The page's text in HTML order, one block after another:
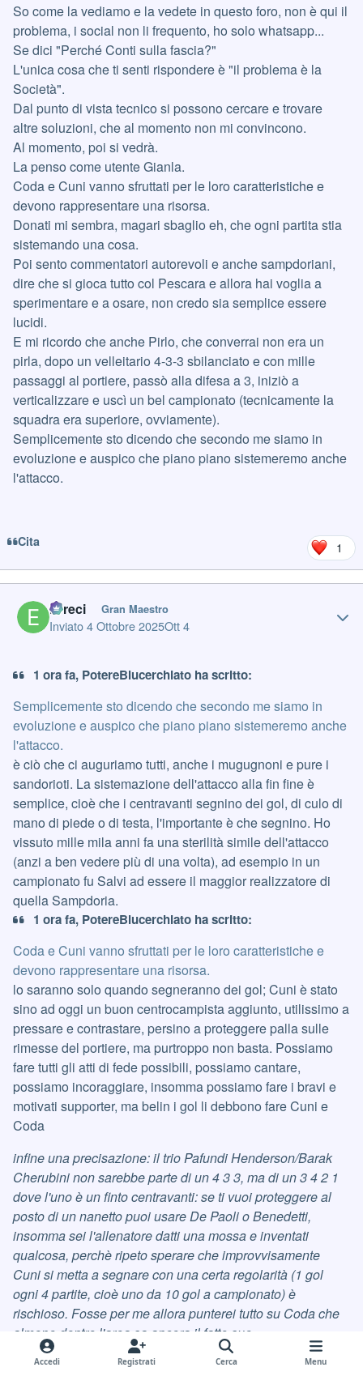
So come la vediamo e la vedete in questo foro, non è qui il
problema, i social non li frequento, ho solo whatsapp...
Se dici "Perché Conti sulla fascia?"
L'unica cosa che ti senti rispondere è "il problema è la
Società".
Dal punto di vista tecnico si possono cercare e trovare
altre soluzioni, che al momento non mi convincono.
Al momento, poi si vedrà.
La penso come utente Gianla.
Coda e Cuni vanno sfruttati per le loro caratteristiche e
devono rappresentare una risorsa.
Donati mi sembra, magari sbaglio eh, che ogni partita stia
sistemando una cosa.
Poi sento commentatori autorevoli e anche sampdoriani,
dire che si gioca tutto col Pescara e allora hai voglia a
sperimentare e a osare, non credo sia semplice essere
lucidi.
E mi ricordo che anche Pirlo, che converrai non era un
pirla, dopo un velleitario 4-3-3 sbilanciato e con mille
passaggi al portiere, passò alla difesa a 3, iniziò a
verticalizzare e uscì un bel campionato (tecnicamente la
squadra era superiore, ovviamente).
Semplicemente sto dicendo che secondo me siamo in
evoluzione e auspico che piano piano sistemeremo anche
l'attacco.
Cita 1
Erreci Gran Maestro
Inviato4 Ottobre 2025Ott 4
1 ora fa, PotereBlucerchiato ha scritto:
Semplicemente sto dicendo che secondo me siamo in
evoluzione e auspico che piano piano sistemeremo anche
l'attacco.
è ciò che ci auguriamo tutti, anche i mugugnoni e pure i
sandorioti. La sistemazione dell'attacco alla fin fine è
semplice, cioè che i centravanti segnino dei gol, di culo di
mano di piede o di testa, l'importante è che segnino. Ho
vissuto mille mila anni fa una sterilità simile dell'attacco
(anzi a ben vedere più di una volta), ad esempio in un
campionato fu Salvi ad essere il maggior realizzatore di
quella Sampdoria.
1 ora fa, PotereBlucerchiato ha scritto:
Coda e Cuni vanno sfruttati per le loro caratteristiche e
devono rappresentare una risorsa.
lo saranno solo quando segneranno dei gol; Cuni è stato
sino ad oggi un buon centrocampista aggiunto, utilissimo a
pressare e contrastare, persino a proteggere palla sulle
rimesse del portiere, ma purtroppo non basta. Possiamo
fare tutti gli atti di fede possibili, possiamo cantare,
possiamo incoraggiare, insomma possiamo fare i bravi e
motivati supporter, ma belin i gol li debbono fare Cuni e
Coda
infine una precisazione: il trio Pafundi Henderson/Barak
Cherubini non sarebbe parte di un 4 3 3, ma di un 3 4 2 1
dove l'uno è un finto centravanti: se ti vuoi proteggere al
posto di un nanetto puoi usare De Paoli o Benedetti,
insomma sei l'allenatore datti una mossa e inventati
qualcosa, perchè ripeto sperare che improvvisamente
Cuni si metta a segnare con una certa regolarità (1 gol
ogni 4 partite, cioè uno da 10 gol a campionato) è
rischioso. Fosse per me allora punterei tutto su Coda che
almeno dentro l'area sa ancora il fatto suo
Accedi Registrati Cerca Menu